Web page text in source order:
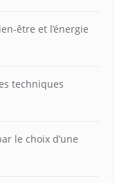
être et l’énergie
techniques
le choix d’une